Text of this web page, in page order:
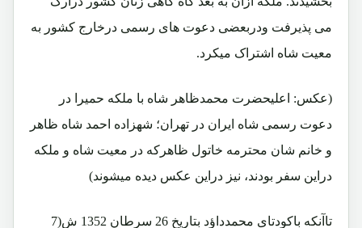
می پذیرفت ودربعضی دعوت های رسمی درخارج کشور به
معیت شاه اشتراک میکرد.
(عکس: اعلیحضرت محمدظاهر شاه با ملکه حمیرا در
دعوت رسمی شاه ایران در تهران؛ شهزاده احمد شاه ظاهر
و خانم شان محترمه خاتول ظاهرکه در معیت شاه و ملکه
دراین سفر بودند، نیز دراین عکس دیده میشوند)
تاآنکه باکودتای محمدداؤد بتاریخ 26 سرطان 1352 ش(7